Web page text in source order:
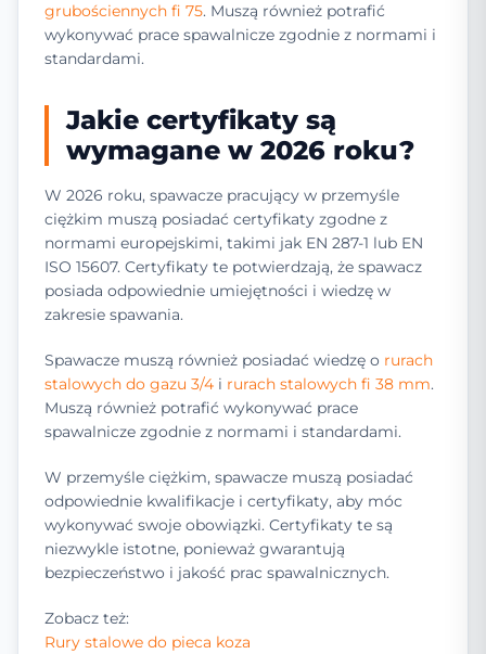
grubościennych fi 75. Muszą również potrafić
wykonywać prace spawalnicze zgodnie z normami i
standardami.
Jakie certyfikaty są
wymagane w 2026 roku?
W 2026 roku, spawacze pracujący w przemyśle
ciężkim muszą posiadać certyfikaty zgodne z
normami europejskimi, takimi jak EN 287-1 lub EN
ISO 15607. Certyfikaty te potwierdzają, że spawacz
posiada odpowiednie umiejętności i wiedzę w
zakresie spawania.
Spawacze muszą również posiadać wiedzę o rurach
stalowych do gazu 3/4 i rurach stalowych fi 38 mm.
Muszą również potrafić wykonywać prace
spawalnicze zgodnie z normami i standardami.
W przemyśle ciężkim, spawacze muszą posiadać
odpowiednie kwalifikacje i certyfikaty, aby móc
wykonywać swoje obowiązki. Certyfikaty te są
niezwykle istotne, ponieważ gwarantują
bezpieczeństwo i jakość prac spawalnicznych.
Zobacz też:
Rury stalowe do pieca koza